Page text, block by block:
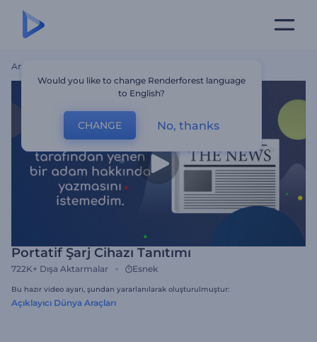
Ana Sayfa
Portatif Şarj Cihazı Tanıtımı
722K+ Dışa Aktarmalar Esnek
Bu hazır video ayarı, şundan yararlanılarak oluşturulmuştur:
Açıklayıcı Dünya Araçları
Would you like to change Renderforest language
to English?
CHANGE No, thanks